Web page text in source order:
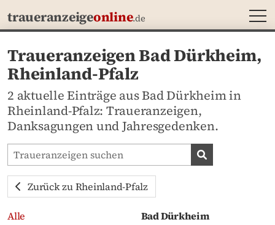
traueranzeigeonline.de
Traueranzeigen Bad Dürkheim,
Rheinland-Pfalz
2 aktuelle Einträge aus Bad Dürkheim in
Rheinland-Pfalz: Traueranzeigen,
Danksagungen und Jahresgedenken.
Traueranzeigen-Portal durchsuchen
Zurück zu Rheinland-Pfalz
Alle
Bad Dürkheim